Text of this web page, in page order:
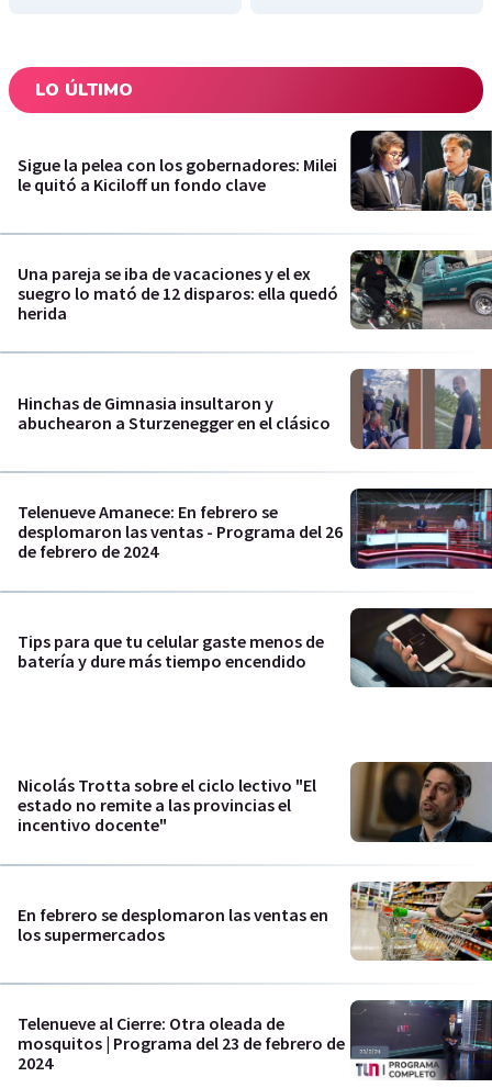
LO ÚLTIMO
Sigue la pelea con los gobernadores: Milei
le quitó a Kiciloff un fondo clave
Una pareja se iba de vacaciones y el ex
suegro lo mató de 12 disparos: ella quedó
herida
Hinchas de Gimnasia insultaron y
abuchearon a Sturzenegger en el clásico
Telenueve Amanece: En febrero se
desplomaron las ventas - Programa del 26
de febrero de 2024
Tips para que tu celular gaste menos de
batería y dure más tiempo encendido
Nicolás Trotta sobre el ciclo lectivo "El
estado no remite a las provincias el
incentivo docente"
En febrero se desplomaron las ventas en
los supermercados
Telenueve al Cierre: Otra oleada de
mosquitos | Programa del 23 de febrero de
2024